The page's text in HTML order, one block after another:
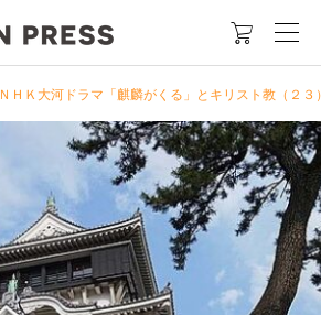

ＮＨＫ大河ドラマ「麒麟がくる」とキリスト教（２